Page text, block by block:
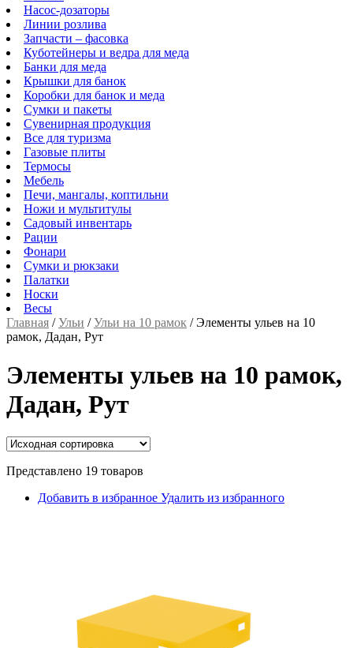
Насос-дозаторы
Линии розлива
Запчасти – фасовка
Куботейнеры и ведра для меда
Банки для меда
Крышки для банок
Коробки для банок и меда
Сумки и пакеты
Сувенирная продукция
Все для туризма
Газовые плиты
Термосы
Мебель
Печи, мангалы, коптильни
Ножи и мультитулы
Садовый инвентарь
Рации
Фонари
Сумки и рюкзаки
Палатки
Носки
Весы
Главная /Ульи /Ульи на 10 рамок /Элементы ульев на 10
рамок, Дадан, Рут
Элементы ульев на 10 рамок,
Дадан, Рут
Представлено 19 товаров
Добавить в избранное Удалить из избранного